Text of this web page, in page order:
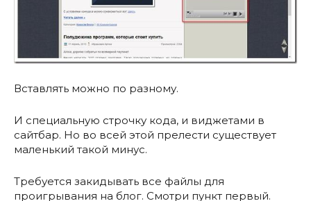
Вставлять можно по разному.
И специальную строчку кода, и виджетами в
сайтбар. Но во всей этой прелести существует
маленький такой минус.
Требуется закидывать все файлы для
проигрывания на блог. Смотри пункт первый.